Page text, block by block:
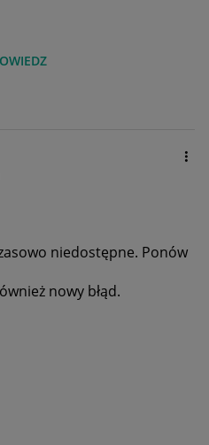
niedostępne. Ponów
nowy błąd.